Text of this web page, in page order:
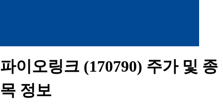
파이오링크 (170790) 주가 및 종
목 정보